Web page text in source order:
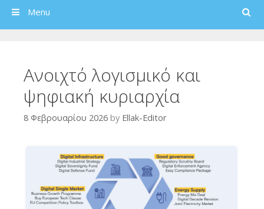
Search
Menu
Ανοιχτό λογισμικό και
ψηφιακή κυριαρχία
8 Φεβρουαρίου 2026 by Ellak-Editor